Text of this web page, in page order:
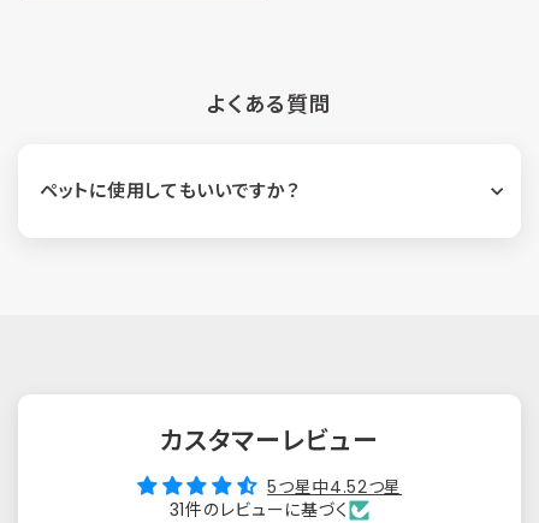
よくある質問
ペットに使用してもいいですか？
カスタマーレビュー
5つ星中4.52つ星
31件のレビューに基づく